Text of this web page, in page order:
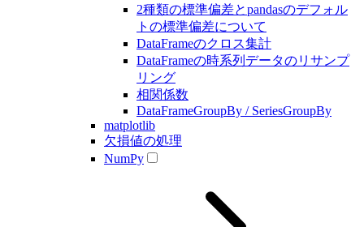
2種類の標準偏差とpandasのデフォル
トの標準偏差について
DataFrameのクロス集計
DataFrameの時系列データのリサンプ
リング
相関係数
DataFrameGroupBy / SeriesGroupBy
matplotlib
欠損値の処理
NumPy